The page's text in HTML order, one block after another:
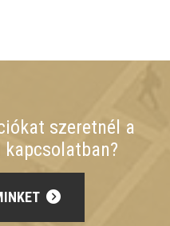
szeretnél a